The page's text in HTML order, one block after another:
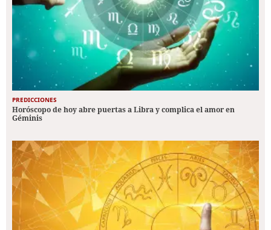
PREDICCIONES
Horóscopo de hoy abre puertas a Libra y complica el amor en
Géminis